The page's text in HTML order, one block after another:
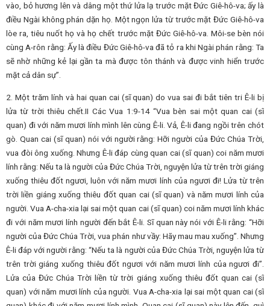
vào, bỏ hương lên và dâng một thứ lửa lạ trước mặt Đức Giê-hô-va; ấy là
điều Ngài không phán dặn họ. Một ngọn lửa từ trước mặt Đức Giê-hô-va
lòe ra, tiêu nuốt họ và họ chết trước mặt Đức Giê-hô-va. Môi-se bèn nói
cùng A-rôn rằng: Ấy là điều Đức Giê-hô-va đã tỏ ra khi Ngài phán rằng: Ta
sẽ nhờ những kẻ lại gần ta mà được tôn thánh và được vinh hiển trước
mặt cả dân sự”.
2. Một trăm lính và hai quan cai (sĩ quan) do vua sai đi bắt tiên tri Ê-li bị
lửa từ trời thiêu chết.II Các Vua 1:9-14 “Vua bèn sai một quan cai (sĩ
quan) đi với năm mươi lính mình lên cùng Ê-li. Vả, Ê-li đang ngồi trên chót
gò. Quan cai (sĩ quan) nói với người rằng: Hỡi người của Đức Chúa Trời,
vua đòi ông xuống. Nhưng Ê-li đáp cùng quan cai (sĩ quan) coi năm mươi
lính rằng: Nếu ta là người của Đức Chúa Trời, nguyện lửa từ trên trời giáng
xuống thiêu đốt ngươi, luôn với năm mươi lính của ngươi đi! Lửa từ trên
trời liền giáng xuống thiêu đốt quan cai (sĩ quan) và năm mươi lính của
người. Vua A-cha-xia lại sai một quan cai (sĩ quan) coi năm mươi lính khác
đi với năm mươi lính người đến bắt Ê-li. Sĩ quan này nói với Ê-li rằng: “Hỡi
người của Đức Chúa Trời, vua phán như vầy: Hãy mau mau xuống”. Nhưng
Ê-li đáp với người rằng: “Nếu ta là người của Đức Chúa Trời, nguyện lửa từ
trên trời giáng xuống thiêu đốt ngươi với năm mươi lính của ngươi đi”.
Lửa của Đức Chúa Trời liền từ trời giáng xuống thiêu đốt quan cai (sĩ
quan) với năm mươi lính của người. Vua A-cha-xia lại sai một quan cai (sĩ